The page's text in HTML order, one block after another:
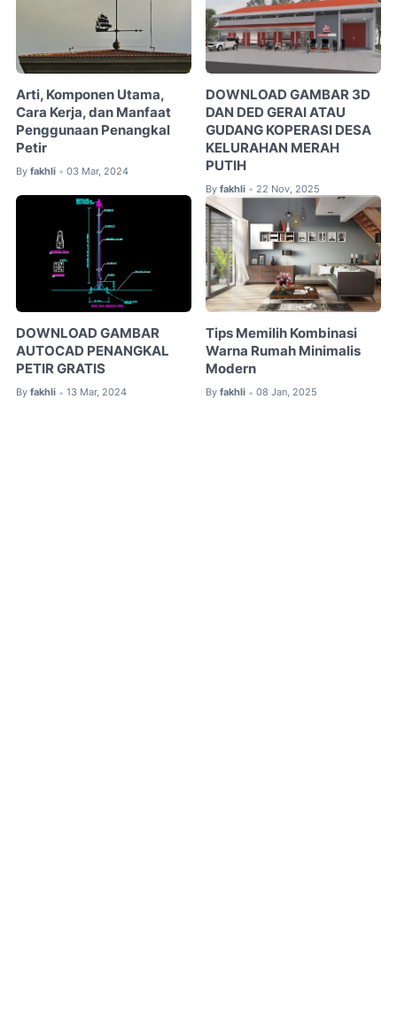
Arti, Komponen Utama,
Cara Kerja, dan Manfaat
Penggunaan Penangkal
Petir
By fakhli • 03 Mar, 2024
DOWNLOAD GAMBAR 3D
DAN DED GERAI ATAU
GUDANG KOPERASI DESA
KELURAHAN MERAH
PUTIH
By fakhli • 22 Nov, 2025
DOWNLOAD GAMBAR
AUTOCAD PENANGKAL
PETIR GRATIS
By fakhli • 13 Mar, 2024
Tips Memilih Kombinasi
Warna Rumah Minimalis
Modern
By fakhli • 08 Jan, 2025